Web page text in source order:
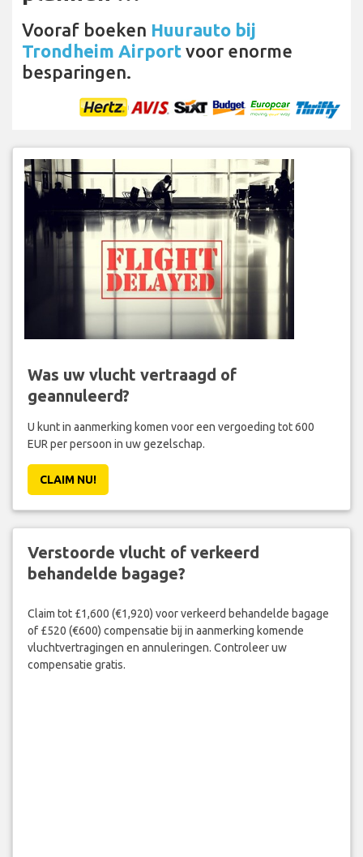
Vooraf boeken Huurauto bij
Trondheim Airport voor enorme
besparingen.
Was uw vlucht vertraagd of
geannuleerd?
U kunt in aanmerking komen voor een vergoeding tot 600
EUR per persoon in uw gezelschap.
CLAIM NU!
Verstoorde vlucht of verkeerd
behandelde bagage?
Claim tot £1,600 (€1,920) voor verkeerd behandelde bagage
of £520 (€600) compensatie bij in aanmerking komende
vluchtvertragingen en annuleringen. Controleer uw
compensatie gratis.